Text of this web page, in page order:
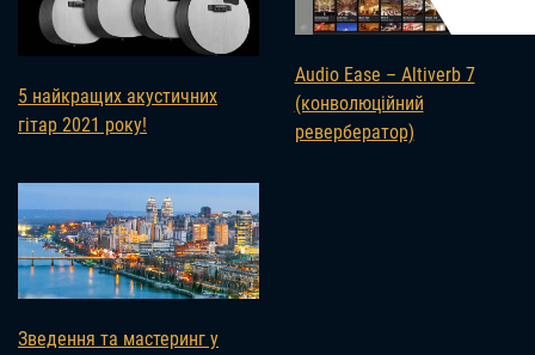
5 найкращих акустичних
гітар 2021 року!
Audio Ease – Altiverb 7
(конволюційний
ревербератор)
Зведення та мастеринг у